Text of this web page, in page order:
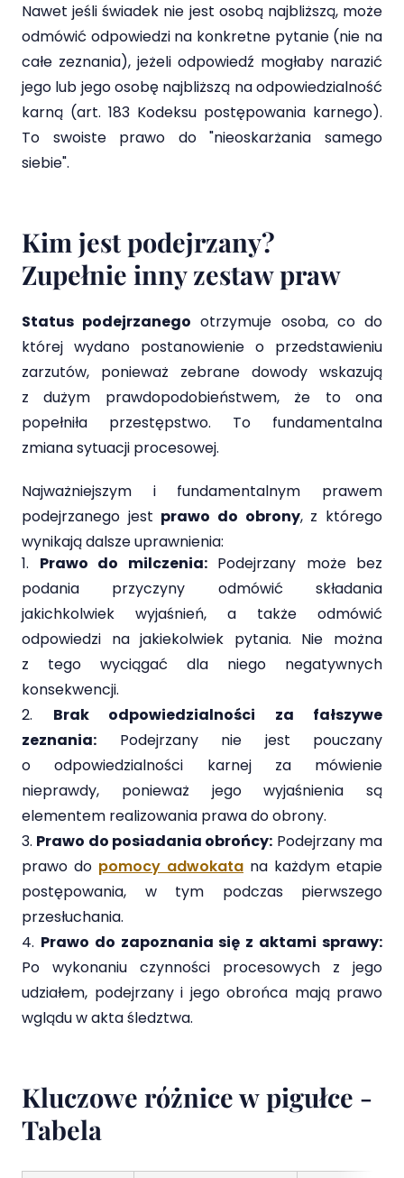
Nawet jeśli świadek nie jest osobą najbliższą, może
odmówić odpowiedzi na konkretne pytanie (nie na
całe zeznania), jeżeli odpowiedź mogłaby narazić
jego lub jego osobę najbliższą na odpowiedzialność
karną (art. 183 Kodeksu postępowania karnego).
To swoiste prawo do "nieoskarżania samego
siebie".
Kim jest podejrzany?
Zupełnie inny zestaw praw
Status podejrzanego otrzymuje osoba, co do
której wydano postanowienie o przedstawieniu
zarzutów, ponieważ zebrane dowody wskazują
z dużym prawdopodobieństwem, że to ona
popełniła przestępstwo. To fundamentalna
zmiana sytuacji procesowej.
Najważniejszym i fundamentalnym prawem
podejrzanego jest prawo do obrony, z którego
wynikają dalsze uprawnienia:
Prawo do milczenia:Podejrzany może bez
podania przyczyny odmówić składania
jakichkolwiek wyjaśnień, a także odmówić
odpowiedzi na jakiekolwiek pytania. Nie można
z tego wyciągać dla niego negatywnych
konsekwencji.
Brak odpowiedzialności za fałszywe
zeznania: Podejrzany nie jest pouczany
o odpowiedzialności karnej za mówienie
nieprawdy, ponieważ jego wyjaśnienia są
elementem realizowania prawa do obrony.
Prawo do posiadania obrońcy: Podejrzany ma
prawo do pomocy adwokata na każdym etapie
postępowania, w tym podczas pierwszego
przesłuchania.
Prawo do zapoznania się z aktami sprawy:
Po wykonaniu czynności procesowych z jego
udziałem, podejrzany i jego obrońca mają prawo
wglądu w akta śledztwa.
Kluczowe różnice w pigułce -
Tabela